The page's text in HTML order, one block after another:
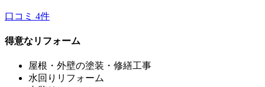
口コミ 4件
得意なリフォーム
屋根・外壁の塗装・修繕工事
水回りリフォーム